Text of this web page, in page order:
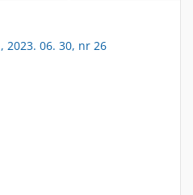
2023. 06. 30, nr 26